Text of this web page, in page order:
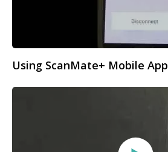
Using ScanMate+ Mobile App